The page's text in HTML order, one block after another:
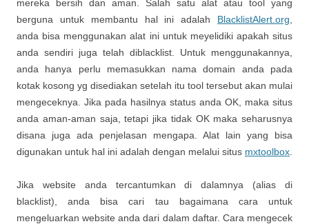
mereka bersih dan aman. Salah satu alat atau tool yang
berguna untuk membantu hal ini adalah BlacklistAlert.org
anda bisa menggunakan alat ini untuk meyelidiki apakah situs
anda sendiri juga telah diblacklist. Untuk menggunakannya,
anda hanya perlu memasukkan nama domain anda pada
kotak kosong yg disediakan setelah itu tool tersebut akan mulai
mengeceknya. Jika pada hasilnya status anda OK, maka situs
anda aman-aman saja, tetapi jika tidak OK maka seharusnya
disana juga ada penjelasan mengapa. Alat lain yang bisa
digunakan untuk hal ini adalah dengan melalui situs mxtoolbox
Jika website anda tercantumkan di dalamnya (alias di
blacklist), anda bisa cari tau bagaimana cara untuk
mengeluarkan website anda dari dalam daftar. Cara mengecek